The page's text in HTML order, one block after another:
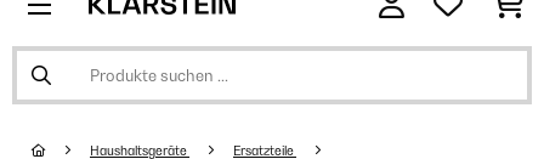
Haushaltsgeräte Ersatzteile